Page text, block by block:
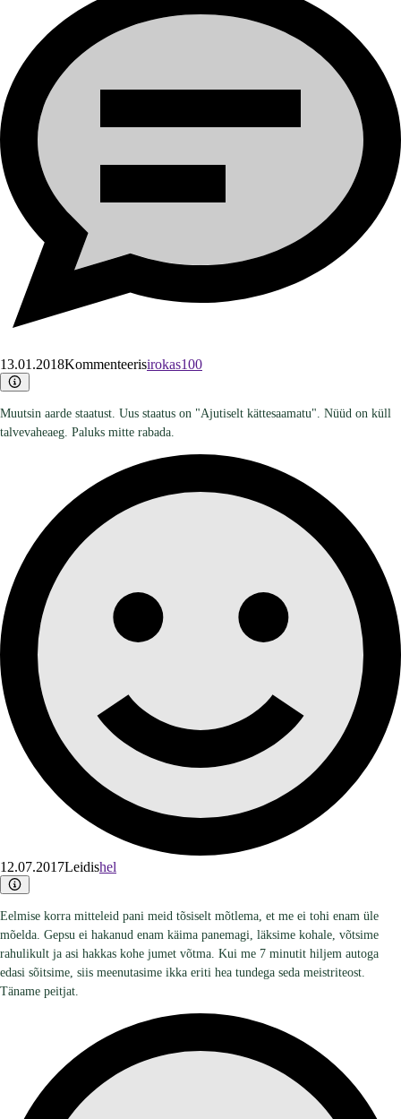
13.01.2018Kommenteerisirokas100
Muutsin aarde staatust. Uus staatus on "Ajutiselt kättesaamatu". Nüüd on küll
talvevaheaeg. Paluks mitte rabada.
12.07.2017Leidishel
Eelmise korra mitteleid pani meid tõsiselt mõtlema, et me ei tohi enam üle
mõelda. Gepsu ei hakanud enam käima panemagi, läksime kohale, võtsime
rahulikult ja asi hakkas kohe jumet võtma. Kui me 7 minutit hiljem autoga
edasi sõitsime, siis meenutasime ikka eriti hea tundega seda meistriteost.
Täname peitjat.